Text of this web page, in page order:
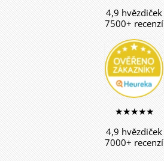
4,9 hvězdiček
7500+ recenzí
★★★★★
4,9 hvězdiček
7000+ recenzí